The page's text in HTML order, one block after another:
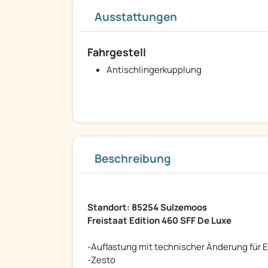
Ausstattungen
Fahrgestell
Antischlingerkupplung
Beschreibung
Standort: 85254 Sulzemoos
Freistaat Edition 460 SFF De Luxe
-Auflastung mit technischer Änderung für
-Zesto